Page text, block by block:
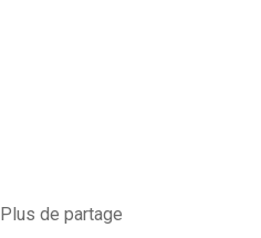
Plus de partage